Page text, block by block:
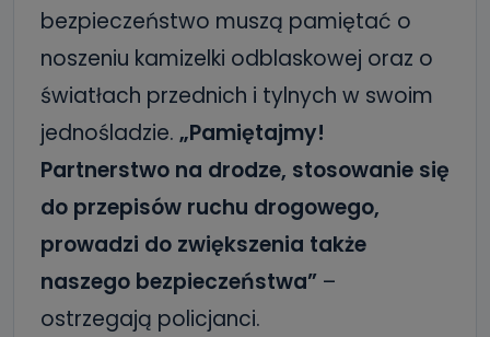
bezpieczeństwo muszą pamiętać o
noszeniu kamizelki odblaskowej oraz o
światłach przednich i tylnych w swoim
jednośladzie. „Pamiętajmy!
Partnerstwo na drodze, stosowanie się
do przepisów ruchu drogowego,
prowadzi do zwiększenia także
naszego bezpieczeństwa” –
ostrzegają policjanci.